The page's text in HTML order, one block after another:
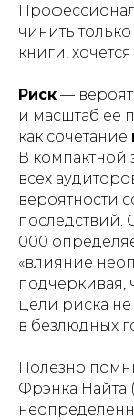
чинить
книги,
Риск —
и масштаб её
как сочетание
В компактной
всех
вероятности
последствий.
000
«влияние
подчёркивая,
цели риска не
в безлюдных
Полезно
Фрэнка Найта